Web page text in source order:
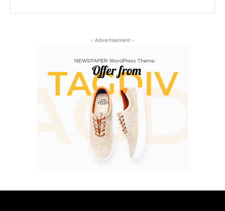
- Advertisement -